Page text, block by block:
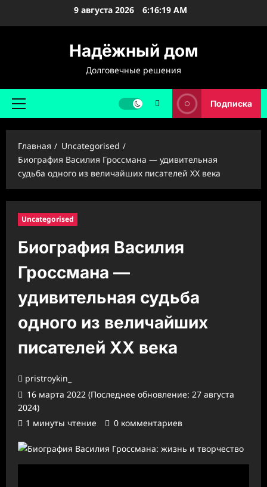
9 августа 2026 6:16:20 AM
Надёжный дом
Долговечные решения
Основное
Подписка
Главная
Uncategorised
Биография Василия Гроссмана — удивительная
судьба одного из величайших писателей XX века
Uncategorised
Биография Василия
Гроссмана —
удивительная судьба
одного из величайших
писателей XX века
pristroykin_
16 марта 2022 (Последнее обновление: 27 августа
2024)
1 минуты чтение
0 комментариев